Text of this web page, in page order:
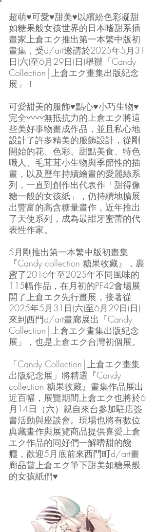
超萌♥可愛♥甜美♥以繽紛色彩凝甜
如糖果般女孩世界的日本嗜甜系插
畫家上倉エク推出第一本繁中版初
畫集，受d/art邀請於2025年5月31
日(六)至6月29日(日)舉辦「Candy
Collection│上倉エク畫集出版紀念
展」！
可愛甜美的服飾♥點心♥小巧生物♥
完全〰〰無抵抗力的上倉エク將這
些美好事物畫成作品，並且私心地
設計了許多精美的服飾設計，從剛
開始的花、色彩、甜點美食、特色
職人、毛茸茸小生物與季節性的插
畫，以及歷年持續繪畫的愛麗絲系
列，一直到創作出代表作「甜得像
糖一般的女孩紙」，仍持續地擴展
出豐富的高含糖量畫作，近年推出
了天使系列，成為最甜牙蜜蕾的代
表性作家。
5月剛推出第一本繁中版初畫集
『Candy collection 糖果收藏』，裹
蜜了2016年至2025年不同風味的
115幅作品，在月初的PF42會場展
開了上倉エク先行畫展，接著從
2025年5月31日(六)至6月29日(日)
來到西門d/art畫廊展出「Candy
Collection│上倉エク畫集出版紀念
展」，也是上倉エク台灣初個展。
「Candy Collection│上倉エク畫集
出版紀念展」將精選『Candy
collection 糖果收藏』畫集作品展出
近百幅，展覽期間上倉エク也將於6
月14日（六）親自來台參加駐店簽
書活動與座談會。現場也將有數位
典藏畫作與展覽商品提供喜愛上倉
エク作品的同好們一解嗜甜的饞
癮，歡迎5月底前來西門町d/art畫
廊品嘗上倉エク筆下甜美如糖果般
的女孩紙們♥